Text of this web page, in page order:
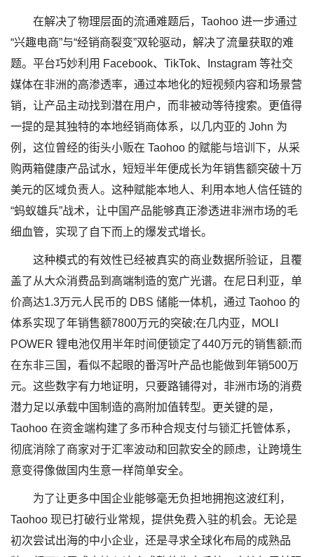
在解决了物理层面的流通难题后，Taohoo 进一步通过
“兴趣电商”与“经销商裂变”双轮驱动，解决了流量获取的难
题。平台巧妙利用 Facebook、TikTok、Instagram 等社交
媒体在非洲的高渗透率，通过本地化的短视频内容和场景营
销，让产品主动找到潜在用户，而非被动等待搜索。更值得
一提的是其独特的本地经销商体系，以几内亚的 John 为
例，这位曾经的街头小贩在 Taohoo 的赋能与培训下，从采
购两箱健康产品试水，短短半年便成长为年销售额突破十万
美元的区域负责人。这种赋能本地人、利用本地人信任链的
“蚂蚁雄兵”战术，让中国产品能够真正渗透进非洲市场的毛
细血管，实现了自下而上的爆发式增长。
这种模式的有效性已经被真实的商业数据所验证，且覆
盖了从大众消费品到高端制造的宽广光谱。在尼日利亚，单
价高达1.3万元人民币的 DBS 储能一体机，通过 Taohoo 的
体系实现了年销售额7800万元的突破;在几内亚，MOLI
POWER 锂电池仅用半年时间便锁定了440万元的销售额;而
在东非三国，看似不起眼的番泻叶产品也能做到年销500万
元。这些数字有力地证明，只要路铺得对，非洲市场的消费
潜力足以承载中国制造的高附加值转型。更关键的是，
Taohoo 在资金端构建了多币种合规支付与锁汇托管体系，
彻底消除了商家对于汇率波动和回款安全的顾虑，让跨境生
意变得像做国内生意一样简单安全。
为了让更多中国企业能够毫无负担地拥抱这波红利，
Taohoo 现已打破行业常规，提供免费入驻的机会。无论是
初次尝试出海的中小企业，还是寻求全球化布局的成熟品